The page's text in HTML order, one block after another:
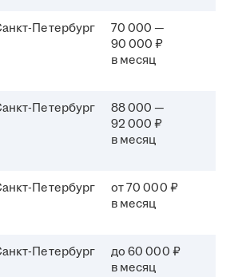
Петербург
70 000 —
90 000 ₽
в месяц
Петербург
88 000 —
92 000 ₽
в месяц
Петербург
от 70 000 ₽
в месяц
Петербург
до 60 000 ₽
в месяц